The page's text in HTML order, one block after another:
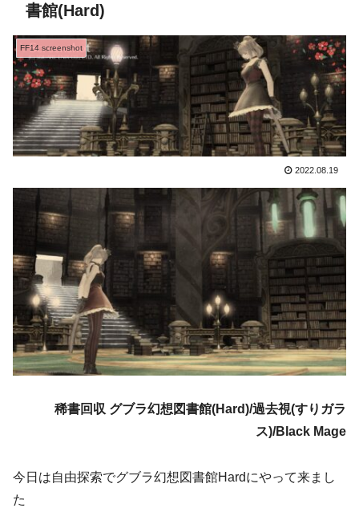
書館(Hard)
FF14 screenshot
2022.08.19
稀書回収 グブラ幻想図書館(Hard)/過去視(すりガラ
ス)/Black Mage
今日は自由探索でグブラ幻想図書館Hardにやって来まし
た